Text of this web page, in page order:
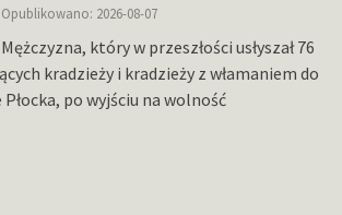
Opublikowano: 2026-08-07
Mężczyzna, który w przeszłości usłyszał 76
kradzieży i kradzieży z włamaniem do
po wyjściu na wolność